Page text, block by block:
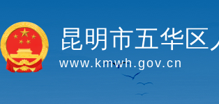
昆明市五华区
www.kmwh.gov.cn